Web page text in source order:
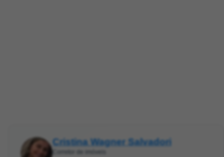
Cristina Wagner Salvadori
Corretor de imóveis